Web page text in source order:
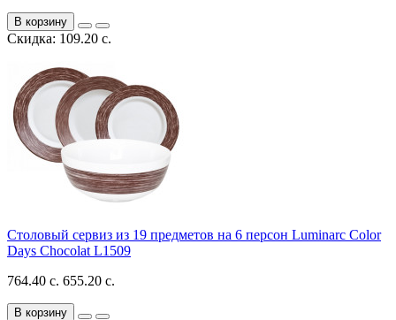
В корзину
Скидка: 109.20 с.
Столовый сервиз из 19 предметов на 6 персон Luminarc Color
Days Chocolat L1509
764.40 с. 655.20 с.
В корзину